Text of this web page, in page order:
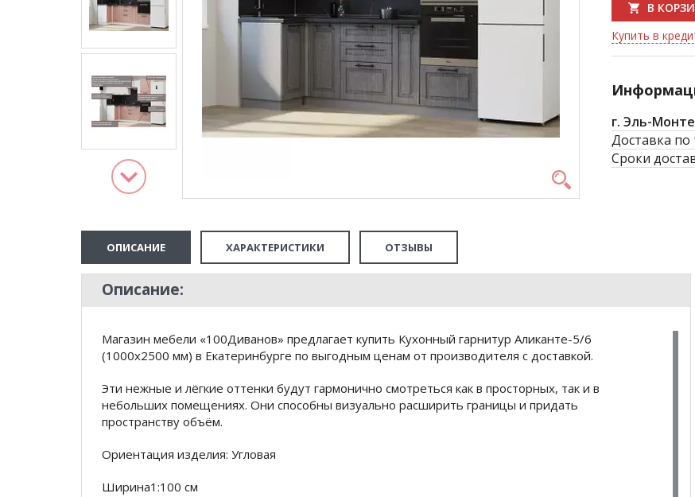
В
Купить в
г. Эль-Монте
Доставка
Сроки
ОПИСАНИЕ ХАРАКТЕРИСТИКИ ОТЗЫВЫ
Описание:
Магазин мебели «100Диванов» предлагает купить Кухонный гарнитур Аликанте-5/6
(1000х2500 мм) в Екатеринбурге по выгодным ценам от производителя с доставкой.
Эти нежные и лёгкие оттенки будут гармонично смотреться как в просторных, так и в
небольших помещениях. Они способны визуально расширить границы и придать
пространству объём.
Ориентация изделия: Угловая
Ширина1:100 см